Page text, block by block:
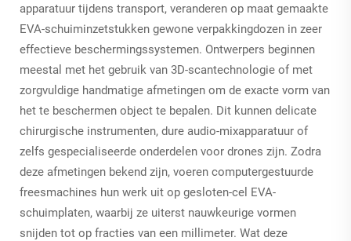
apparatuur tijdens transport, veranderen op maat gemaakte
EVA-schuiminzetstukken gewone verpakkingdozen in zeer
effectieve beschermingssystemen. Ontwerpers beginnen
meestal met het gebruik van 3D-scantechnologie of met
zorgvuldige handmatige afmetingen om de exacte vorm van
het te beschermen object te bepalen. Dit kunnen delicate
chirurgische instrumenten, dure audio-mixapparatuur of
zelfs gespecialiseerde onderdelen voor drones zijn. Zodra
deze afmetingen bekend zijn, voeren computergestuurde
freesmachines hun werk uit op gesloten-cel EVA-
schuimplaten, waarbij ze uiterst nauwkeurige vormen
snijden tot op fracties van een millimeter. Wat deze